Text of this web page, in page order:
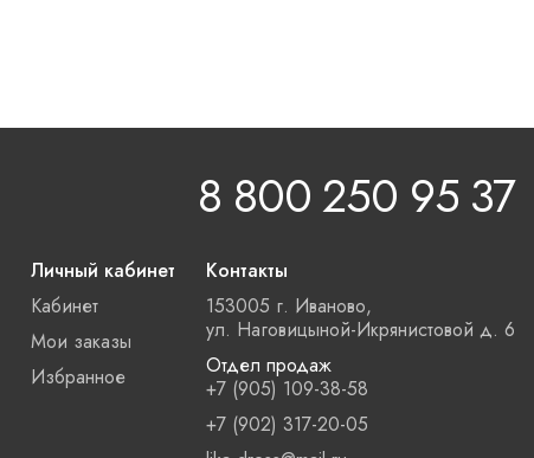
8 800 250 95 37
Личный кабинет
Кабинет
Мои заказы
Избранное
Контакты
153005 г. Иваново,
ул. Наговицыной-Икрянистовой д. 6
Отдел продаж
+7 (905) 109-38-58
+7 (902) 317-20-05